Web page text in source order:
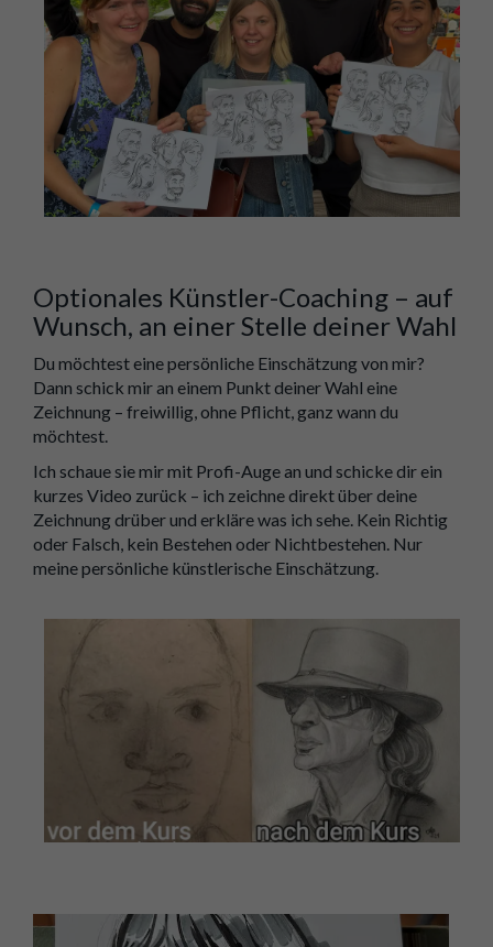
Optionales Künstler-Coaching – auf
Wunsch, an einer Stelle deiner Wahl
Du möchtest eine persönliche Einschätzung von mir?
Dann schick mir an einem Punkt deiner Wahl eine
Zeichnung – freiwillig, ohne Pflicht, ganz wann du
möchtest.
Ich schaue sie mir mit Profi-Auge an und schicke dir ein
kurzes Video zurück – ich zeichne direkt über deine
Zeichnung drüber und erkläre was ich sehe. Kein Richtig
oder Falsch, kein Bestehen oder Nichtbestehen. Nur
meine persönliche künstlerische Einschätzung.